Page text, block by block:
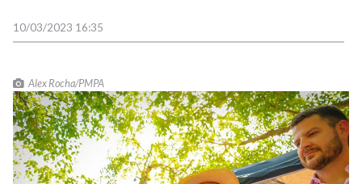
10/03/2023 16:35
Alex Rocha/PMPA